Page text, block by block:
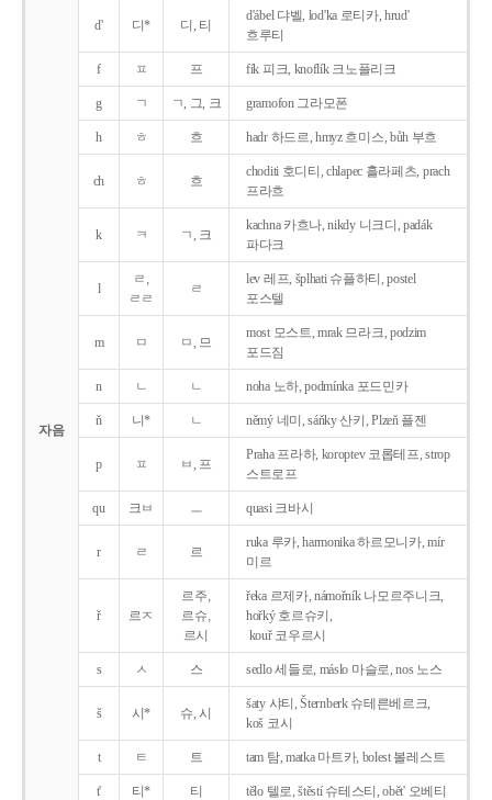
자음
d' 디* 디, 티
d'ábel 댜벨, lod'ka 로티카, hrud'
흐루티
f ㅍ 프 fík 피크, knoflík 크노플리크
g ㄱ ㄱ, 그, 크 gramofon 그라모폰
h ㅎ 흐 hadr 하드르, hmyz 흐미스, bůh 부흐
ch ㅎ 흐
choditi 호디티, chlapec 흘라페츠, prach
프라흐
k ㅋ ㄱ, 크
kachna 카흐나, nikdy 니크디, padák
파다크
l
ㄹ,
ㄹㄹ
ㄹ
lev 레프, šplhati 슈플하티, postel
포스텔
m ㅁ ㅁ, 므
most 모스트, mrak 므라크, podzim
포드짐
n ㄴ ㄴ noha 노하, podmínka 포드민카
ň 니* ㄴ němý 네미, sáňky 산키, Plzeň 플젠
p ㅍ ㅂ, 프
Praha 프라하, koroptev 코롭테프, strop
스트로프
qu 크ㅂ ㅡ quasi 크바시
r ㄹ 르
ruka 루카, harmonika 하르모니카, mír
미르
ř 르ㅈ
르주,
르슈,
르시
řeka 르제카, námořník 나모르주니크,
hořký 호르슈키,
kouř 코우르시
s ㅅ 스 sedlo 세들로, máslo 마슬로, nos 노스
š 시* 슈, 시
šaty 샤티, Šternberk 슈테른베르크,
koš 코시
t ㅌ 트 tam 탐, matka 마트카, bolest 볼레스트
t' 티* 티 tělo 텔로, štěstí 슈테스티, obět' 오베티